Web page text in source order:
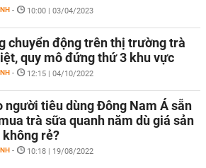
- 10:00 | 03/04/2023
chuyển động trên thị trường trà
quy mô đứng thứ 3 khu vực
- 12:15 | 04/10/2022
người tiêu dùng Đông Nam Á sẵn
trà sữa quanh năm dù giá sản
không rẻ?
- 10:18 | 19/08/2022